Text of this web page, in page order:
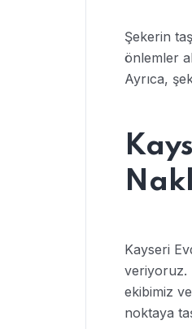
Şekerin
önlemler
Ayrıca,
Kayseri
veriyoruz.
ekibimiz
noktaya